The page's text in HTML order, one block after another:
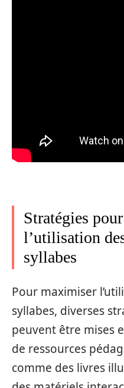
Stratégies
l’utilisation
syllabes
Pour maximiser
syllabes, diverses
peuvent être mises
de ressources
comme des livres